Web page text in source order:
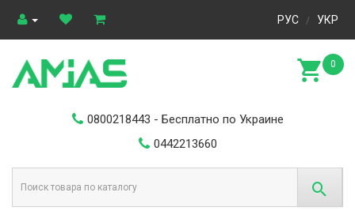
РУС / УКР
0800218443 - Бесплатно по Украине
0442213660
0